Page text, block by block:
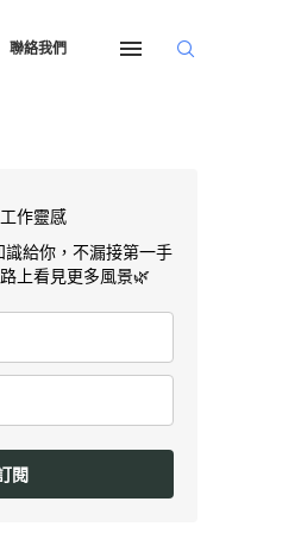
聯絡我們
作靈感
給你，不漏接第一手
上看見更多風景🌿
閱